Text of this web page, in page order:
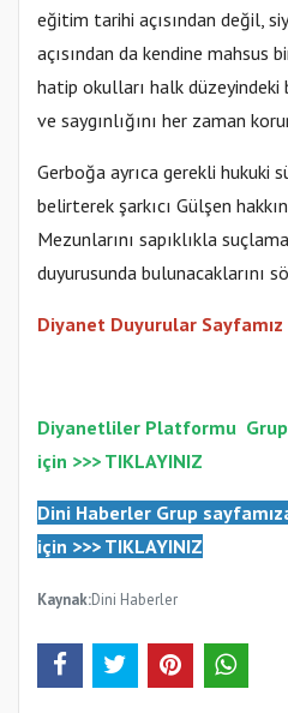
eğitim tarihi açısından değil,
açısından da kendine mahsus
hatip okulları halk
ve saygınlığını her zaman
Gerboğa ayrıca gerekli hukuki
belirterek şarkıcı Gülşen
Mezunlarını sapıklıkla
duyurusunda bulunacaklarını
Diyanet Duyurular Sayfamız
Diyanetliler Platformu Gr
için >>> TIKLAYINIZ
Dini Haberler Grup
için >>> TIKLAYINIZ
Kaynak:Dini Haberler